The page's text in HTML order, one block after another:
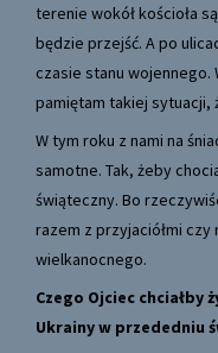
terenie wokół kościoła
będzie przejść. A po
czasie stanu wojennego.
pamiętam takiej sytuacji,
W tym roku z nami na
samotne. Tak, żeby
świąteczny. Bo
razem z przyjaciółmi czy
wielkanocnego.
Czego Ojciec chciałby
Ukrainy w przededniu